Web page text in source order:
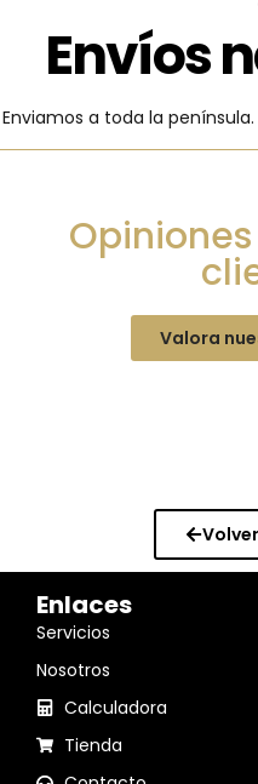
Envíos
Enviamos a toda la
Valora
Enlaces
Servicios
Nosotros
Calculadora
Tienda